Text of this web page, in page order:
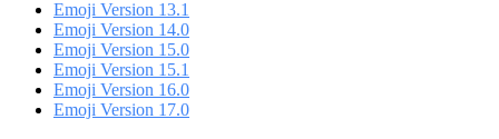
Emoji Version 13.1
Emoji Version 14.0
Emoji Version 15.0
Emoji Version 15.1
Emoji Version 16.0
Emoji Version 17.0